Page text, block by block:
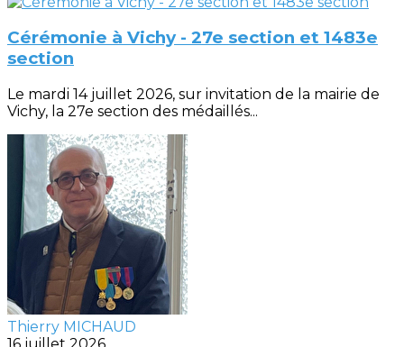
Cérémonie à Vichy - 27e section et 1483e
section
Le mardi 14 juillet 2026, sur invitation de la mairie de
Vichy, la 27e section des médaillés...
Thierry MICHAUD